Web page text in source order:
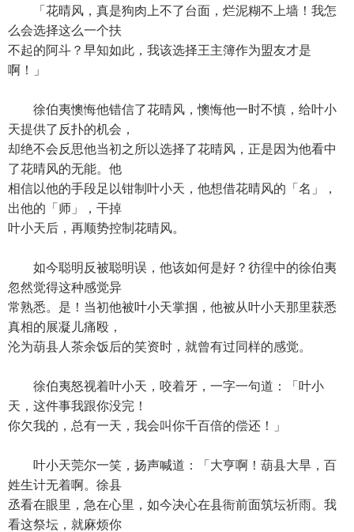
「花晴风，真是狗肉上不了台面，烂泥糊不上墙！我怎
么会选择这么一个扶
不起的阿斗？早知如此，我该选择王主簿作为盟友才是
啊！」
徐伯夷懊悔他错信了花晴风，懊悔他一时不慎，给叶小
天提供了反扑的机会，
却绝不会反思他当初之所以选择了花晴风，正是因为他看中
了花晴风的无能。他
相信以他的手段足以钳制叶小天，他想借花晴风的「名」，
出他的「师」，干掉
叶小天后，再顺势控制花晴风。
如今聪明反被聪明误，他该如何是好？彷徨中的徐伯夷
忽然觉得这种感觉异
常熟悉。是！当初他被叶小天掌掴，他被从叶小天那里获悉
真相的展凝儿痛殴，
沦为葫县人茶余饭后的笑资时，就曾有过同样的感觉。
徐伯夷怒视着叶小天，咬着牙，一字一句道：「叶小
天，这件事我跟你没完！
你欠我的，总有一天，我会叫你千百倍的偿还！」
叶小天莞尔一笑，扬声喊道：「大亨啊！葫县大旱，百
姓生计无着啊。徐县
丞看在眼里，急在心里，如今决心在县衙前面筑坛祈雨。我
看这祭坛，就麻烦你